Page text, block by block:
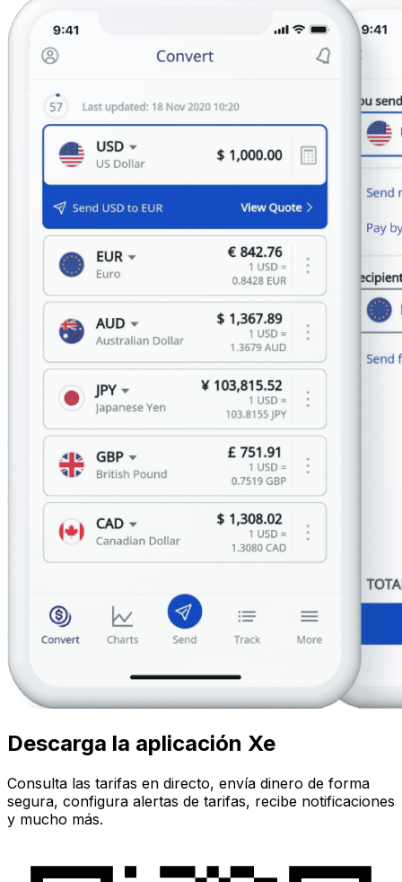
Descarga la aplicación Xe
Consulta las tarifas en directo, envía dinero de forma
segura, configura alertas de tarifas, recibe notificaciones
y mucho más.